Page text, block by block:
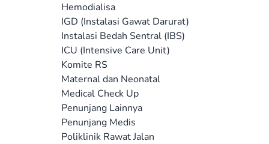
Hemodialisa
IGD (Instalasi Gawat Darurat)
Instalasi Bedah Sentral (IBS)
ICU (Intensive Care Unit)
Komite RS
Maternal dan Neonatal
Medical Check Up
Penunjang Lainnya
Penunjang Medis
Poliklinik Rawat Jalan